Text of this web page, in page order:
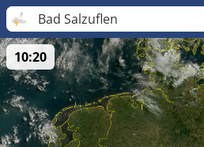
Bad Salzuflen
10:20